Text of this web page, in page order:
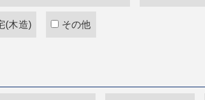
(木造) その他